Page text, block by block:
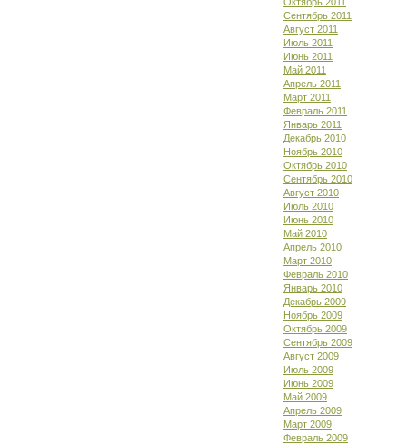
Сентябрь 2011
Август 2011
Июль 2011
Июнь 2011
Май 2011
Апрель 2011
Март 2011
Февраль 2011
Январь 2011
Декабрь 2010
Ноябрь 2010
Октябрь 2010
Сентябрь 2010
Август 2010
Июль 2010
Июнь 2010
Май 2010
Апрель 2010
Март 2010
Февраль 2010
Январь 2010
Декабрь 2009
Ноябрь 2009
Октябрь 2009
Сентябрь 2009
Август 2009
Июль 2009
Июнь 2009
Май 2009
Апрель 2009
Март 2009
Февраль 2009